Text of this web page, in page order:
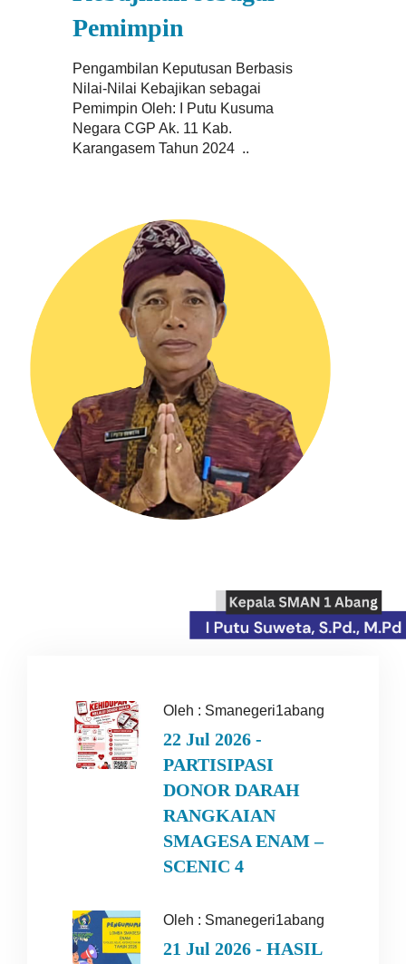
Pemimpin
Pengambilan Keputusan Berbasis
Nilai-Nilai Kebajikan sebagai
Pemimpin Oleh: I Putu Kusuma
Negara CGP Ak. 11 Kab.
Karangasem Tahun 2024 ..
Oleh : Smanegeri1abang
22 Jul 2026 -
PARTISIPASI
DONOR DARAH
RANGKAIAN
SMAGESA ENAM –
SCENIC 4
Oleh : Smanegeri1abang
21 Jul 2026 - HASIL